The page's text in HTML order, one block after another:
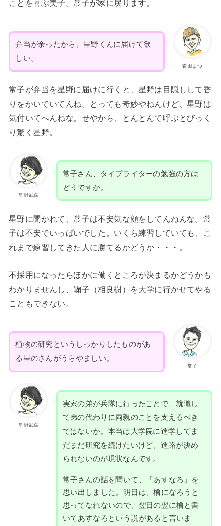
ことを喜ぶ美子。常子が家に戻ります。
森田まつ
弁当が余ったから、星野くんに届けて欲
しい。
常子が弁当を星野に届けに行くと、星野は目隠しして香
りをかいでいてんね。とっても奇妙やねんけど、星野は
気付いてへんねな。せやから、とんとんで呼ぶとびっく
り驚く星野。
星野武蔵
常子さん、タイプライターの勉強の方は
どうですか。
星野に聞かれて、常子は不安気な顔をしてんねんな。常
子は不安でいっぱいでした。いくら練習していても、こ
れまで練習してきた人に勝てるかどうか・・・。
不採用になったらほかに働くところが決まるかどうかも
わかりませんし、鞠子（相良樹）を大学に行かせてやる
こともできない。
常子
植物の研究というしっかりしたものがあ
る星のさんがうらやましい。
星野武蔵
実家の弟が兵隊に行ったことで、就職し
て弟の代わりに両親のことを支えるべき
ではないか。本当は大学院に進学してま
だまだ研究を続けたいけど、進路が決め
られないのが現状なんです。
常子さんの話を聞いて、「あすなろ」を
思い出しました。明日は、檜になろうと
思ってなれないので、翌日の翌に檜と書
いてあすなろという説があると言いま